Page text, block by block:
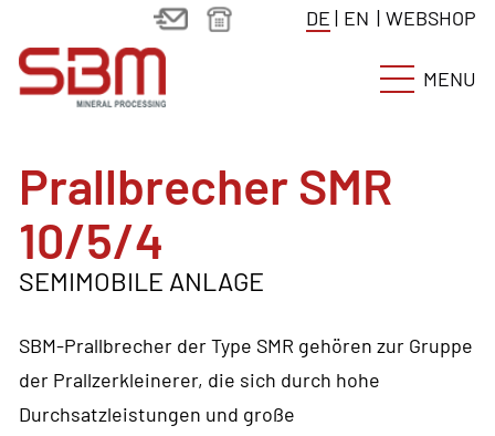
DE | EN | WEBSHOP
MENU
Prallbrecher SMR
10/5/4
SEMIMOBILE ANLAGE
SBM-Prallbrecher der Type SMR gehören zur Gruppe
der Prallzerkleinerer, die sich durch hohe
Durchsatzleistungen und große